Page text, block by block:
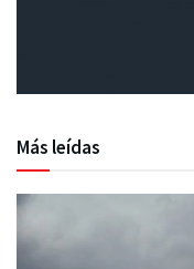
Más leídas